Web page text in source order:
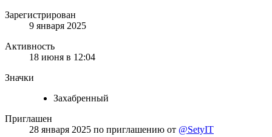
Зарегистрирован
9 января 2025
Активность
18 июня в 12:04
Значки
Захабренный
Приглашен
28 января 2025 по приглашению от @SetyIT